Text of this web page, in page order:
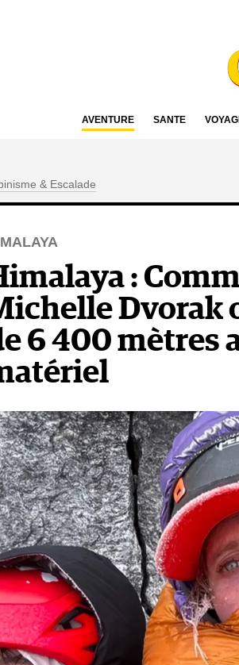
AVENTURE SANTÉ
& Escalade
:
Dvorak
6 400 mètres